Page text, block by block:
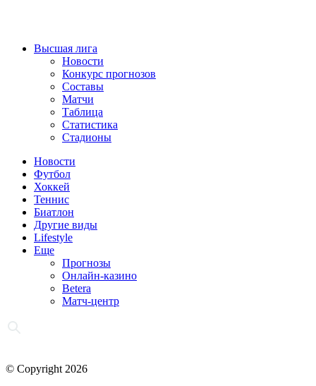
Высшая лига
Новости
Конкурс прогнозов
Составы
Матчи
Таблица
Статистика
Стадионы
Новости
Футбол
Хоккей
Теннис
Биатлон
Другие виды
Lifestyle
Еще
Прогнозы
Онлайн-казино
Betera
Матч-центр
© Copyright 2026